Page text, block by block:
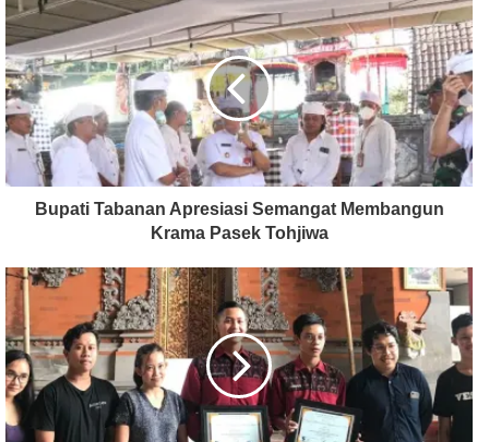
Bupati Tabanan Apresiasi Semangat Membangun
Krama Pasek Tohjiwa